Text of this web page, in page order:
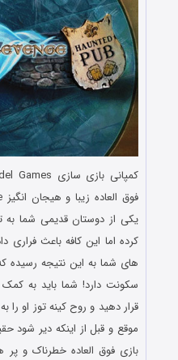
یکی از دوستان قدیمی شما به
کرده اما این کافه باعث
های شما به این نتیجه رسیده
سکونت دارد! شما باید به
قرار دهید و روح کینه توز او را
موقع و قبل از اینکه دیر شود
بازی فوق العاده خطرناک و پر